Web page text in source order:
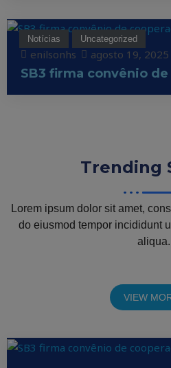
Notícias Uncategorized
enilsonhs agosto 19, 2025
SB3 firma convênio
Trending
Lorem ipsum dolor sit amet,
do eiusmod tempor incididunt
aliqua.
VIEW